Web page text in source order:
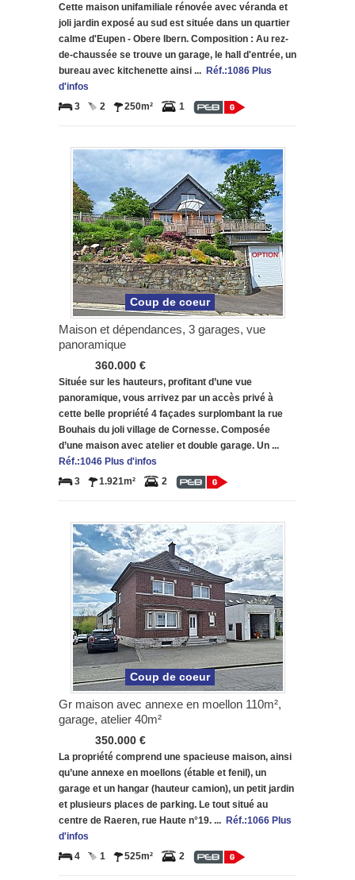
Cette maison unifamiliale rénovée avec véranda et
joli jardin exposé au sud est située dans un quartier
calme d'Eupen - Obere Ibern. Composition : Au rez-
de-chaussée se trouve un garage, le hall d'entrée, un
bureau avec kitchenette ainsi ... Réf.:1086 Plus
d'infos
3
2 250m² 1
Coup de coeur
Maison et dépendances, 3 garages, vue
panoramique
360.000 €
Située sur les hauteurs, profitant d’une vue
panoramique, vous arrivez par un accès privé à
cette belle propriété 4 façades surplombant la rue
Bouhais du joli village de Cornesse. Composée
d’une maison avec atelier et double garage. Un ...
Réf.:1046 Plus d'infos
3
1.921m² 2
Coup de coeur
Gr maison avec annexe en moellon 110m²,
garage, atelier 40m²
350.000 €
La propriété comprend une spacieuse maison, ainsi
qu’une annexe en moellons (étable et fenil), un
garage et un hangar (hauteur camion), un petit jardin
et plusieurs places de parking. Le tout situé au
centre de Raeren, rue Haute n°19. ... Réf.:1066 Plus
d'infos
4
1 525m² 2